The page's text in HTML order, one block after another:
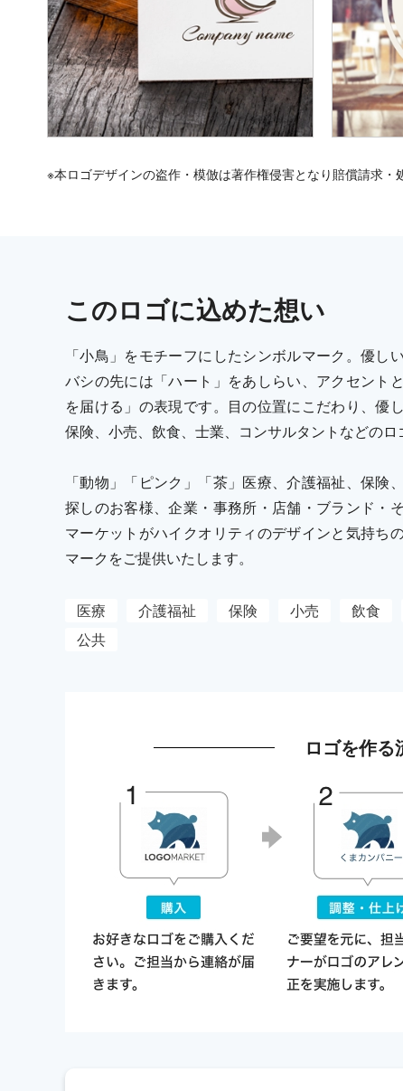
※本ロゴデザインの盗作・模倣は著作権侵害となり賠償請求・
このロゴに込めた想い
「小鳥」をモチーフにしたシンボルマーク。優
バシの先には「ハート」をあしらい、アクセント
を届ける」の表現です。目の位置にこだわり、優
保険、小売、飲食、士業、コンサルタントなどのロ
「動物」「ピンク」「茶」医療、介護福祉、保
探しのお客様、企業・事務所・店舗・ブランド・
マーケットがハイクオリティのデザインと気持ち
マークをご提供いたします。
医療 介護福祉 保険 小売 飲食
公共
ロゴを作る